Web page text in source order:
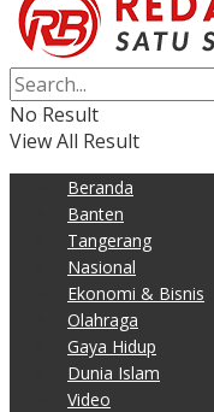
No Result
View All Result
Beranda
Banten
Tangerang
Nasional
Ekonomi & Bisnis
Olahraga
Gaya Hidup
Dunia Islam
Video